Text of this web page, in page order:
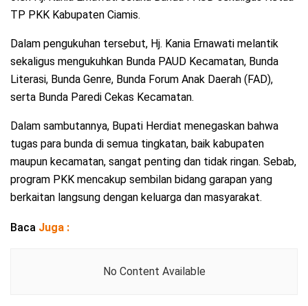
TP PKK Kabupaten Ciamis.
Dalam pengukuhan tersebut, Hj. Kania Ernawati melantik
sekaligus mengukuhkan Bunda PAUD Kecamatan, Bunda
Literasi, Bunda Genre, Bunda Forum Anak Daerah (FAD),
serta Bunda Paredi Cekas Kecamatan.
Dalam sambutannya, Bupati Herdiat menegaskan bahwa
tugas para bunda di semua tingkatan, baik kabupaten
maupun kecamatan, sangat penting dan tidak ringan. Sebab,
program PKK mencakup sembilan bidang garapan yang
berkaitan langsung dengan keluarga dan masyarakat.
Baca Juga :
No Content Available